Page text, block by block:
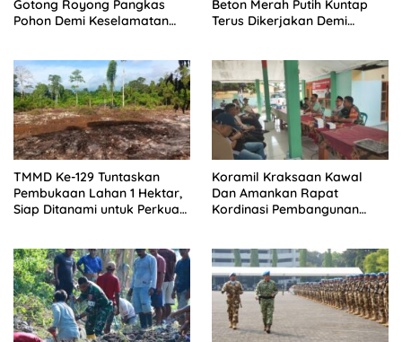
Gotong Royong Pangkas
Pohon Demi Keselamatan
Beton Merah Putih Kuntap
Terus Dikerjakan Demi
TMMD Ke-129 Tuntaskan
Pembukaan Lahan 1 Hektar,
Siap Ditanami untuk Perkuat
Koramil Kraksaan Kawal
Dan Amankan Rapat
Kordinasi Pembangunan